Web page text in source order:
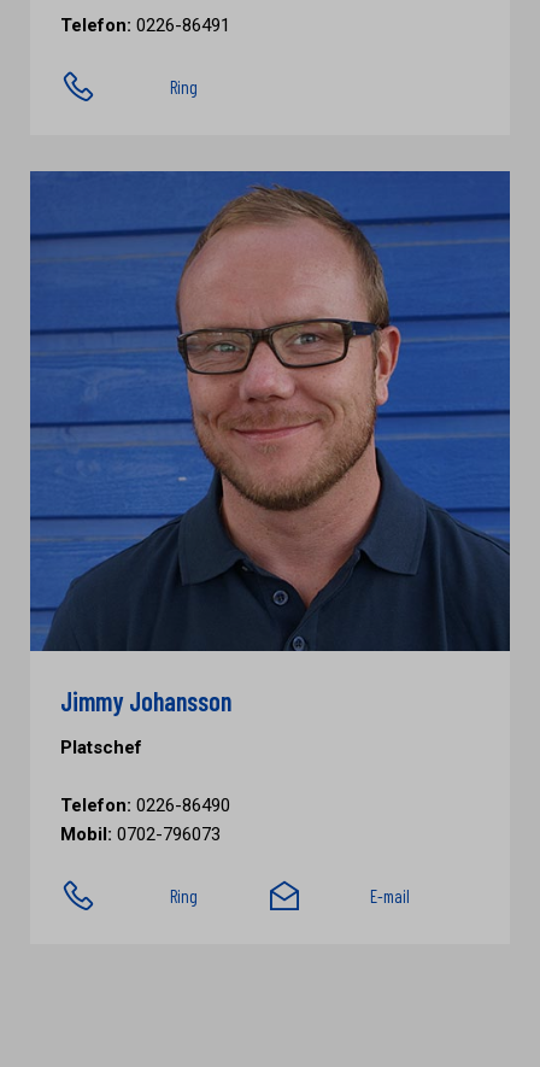
Telefon: 0226-86491
Ring
Jimmy Johansson
Platschef
Telefon: 0226-86490
Mobil: 0702-796073
Ring E-mail